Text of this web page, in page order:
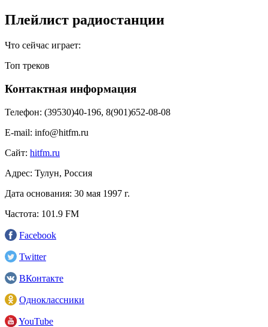
Плейлист радиостанции
Что сейчас играет:
Топ треков
Контактная информация
Телефон: (39530)40-196, 8(901)652-08-08
E-mail: info@hitfm.ru
Сайт: hitfm.ru
Адрес: Тулун, Россия
Дата основания: 30 мая 1997 г.
Частота: 101.9 FM
Facebook
Twitter
ВКонтакте
Одноклассники
YouTube